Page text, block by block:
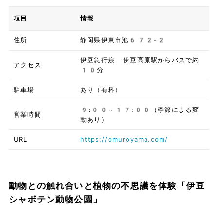
項目 情報
住所 静岡県伊東市池672-2
アクセス
伊豆急行線 伊豆高原駅からバスで約
10分
駐車場 あり（有料）
営業時間
9:00～17:00（季節による変
動あり）
URL https://omuroyama.com/
動物との触れ合いと植物の不思議を体験「伊豆
シャボテン動物公園」